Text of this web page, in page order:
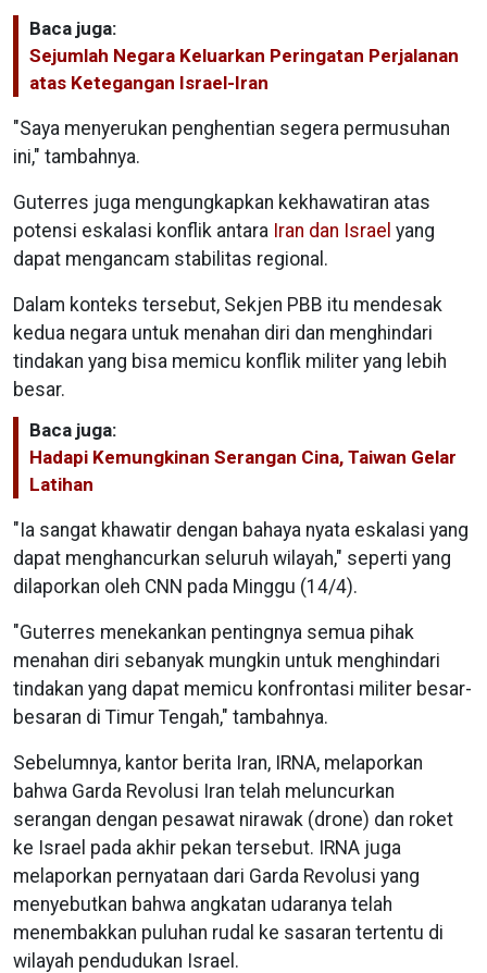
Baca juga:
Sejumlah Negara Keluarkan Peringatan Perjalanan
atas Ketegangan Israel-Iran
"Saya menyerukan penghentian segera permusuhan
ini," tambahnya.
Guterres juga mengungkapkan kekhawatiran atas
potensi eskalasi konflik antara Iran dan Israel yang
dapat mengancam stabilitas regional.
Dalam konteks tersebut, Sekjen PBB itu mendesak
kedua negara untuk menahan diri dan menghindari
tindakan yang bisa memicu konflik militer yang lebih
besar.
Baca juga:
Hadapi Kemungkinan Serangan Cina, Taiwan Gelar
Latihan
"Ia sangat khawatir dengan bahaya nyata eskalasi yang
dapat menghancurkan seluruh wilayah," seperti yang
dilaporkan oleh CNN pada Minggu (14/4).
"Guterres menekankan pentingnya semua pihak
menahan diri sebanyak mungkin untuk menghindari
tindakan yang dapat memicu konfrontasi militer besar-
besaran di Timur Tengah," tambahnya.
Sebelumnya, kantor berita Iran, IRNA, melaporkan
bahwa Garda Revolusi Iran telah meluncurkan
serangan dengan pesawat nirawak (drone) dan roket
ke Israel pada akhir pekan tersebut. IRNA juga
melaporkan pernyataan dari Garda Revolusi yang
menyebutkan bahwa angkatan udaranya telah
menembakkan puluhan rudal ke sasaran tertentu di
wilayah pendudukan Israel.